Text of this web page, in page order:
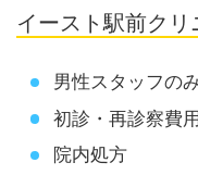
イースト駅前ク
男性スタッフの
初診・再診察費
院内処方